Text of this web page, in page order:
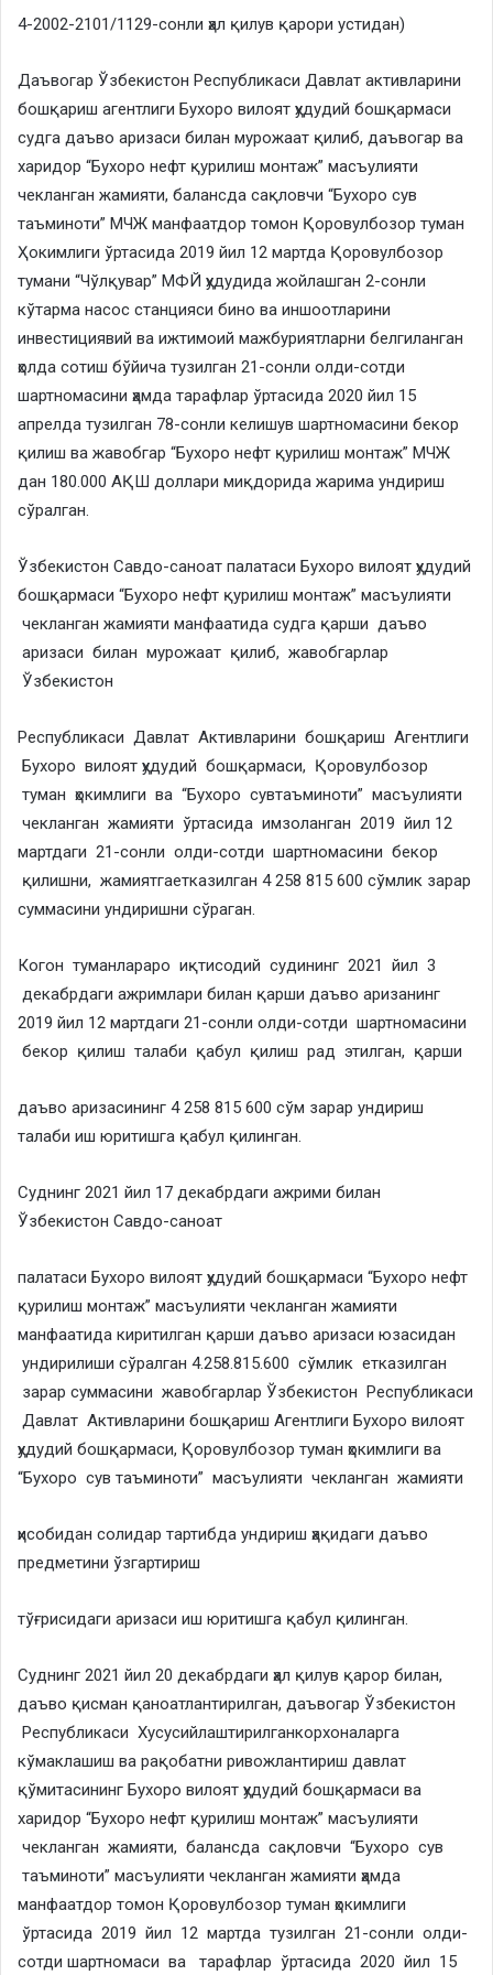
4-2002-2101/1129-сонли ҳал қилув қарори устидан)
Даъвогар Ўзбекистон Республикаси Давлат активларини
бошқариш агентлиги Бухоро вилоят ҳудудий бошқармаси
судга даъво аризаси билан мурожаат қилиб, даъвогар ва
харидор “Бухоро нефт қурилиш монтаж” масъулияти
чекланган жамияти, балансда сақловчи “Бухоро сув
таъминоти” МЧЖ манфаатдор томон Қоровулбозор туман
Ҳокимлиги ўртасида 2019 йил 12 мартда Қоровулбозор
тумани “Чўлқувар” МФЙ ҳудудида жойлашган 2-сонли
кўтарма насос станцияси бино ва иншоотларини
инвестициявий ва ижтимоий мажбуриятларни белгиланган
ҳолда сотиш бўйича тузилган 21-сонли олди-сотди
шартномасини ҳамда тарафлар ўртасида 2020 йил 15
апрелда тузилган 78-сонли келишув шартномасини бекор
қилиш ва жавобгар “Бухоро нефт қурилиш монтаж” МЧЖ
дан 180.000 АҚШ доллари миқдорида жарима ундириш
сўралган.
Ўзбекистон Савдо-саноат палатаси Бухоро вилоят ҳудудий
бошқармаси “Бухоро нефт қурилиш монтаж” масъулияти
чекланган жамияти манфаатида судга қарши даъво
аризаси билан мурожаат қилиб, жавобгарлар
Ўзбекистон
Республикаси Давлат Активларини бошқариш Агентлиги
Бухоро вилоят ҳудудий бошқармаси, Қоровулбозор
туман ҳокимлиги ва “Бухоро сувтаъминоти” масъулияти
чекланган жамияти ўртасида имзоланган 2019 йил 12
мартдаги 21-сонли олди-сотди шартномасини бекор
қилишни, жамиятгаетказилган 4 258 815 600 сўмлик зарар
суммасини ундиришни сўраган.
Когон туманлараро иқтисодий судининг 2021 йил 3
декабрдаги ажримлари билан қарши даъво аризанинг
2019 йил 12 мартдаги 21-сонли олди-сотди шартномасини
бекор қилиш талаби қабул қилиш рад этилган, қарши
даъво аризасининг 4 258 815 600 сўм зарар ундириш
талаби иш юритишга қабул қилинган.
Суднинг 2021 йил 17 декабрдаги ажрими билан
Ўзбекистон Савдо-саноат
палатаси Бухоро вилоят ҳудудий бошқармаси “Бухоро нефт
қурилиш монтаж” масъулияти чекланган жамияти
манфаатида киритилган қарши даъво аризаси юзасидан
ундирилиши сўралган 4.258.815.600 сўмлик етказилган
зарар суммасини жавобгарлар Ўзбекистон Республикаси
Давлат Активларини бошқариш Агентлиги Бухоро вилоят
ҳудудий бошқармаси, Қоровулбозор туман ҳокимлиги ва
“Бухоро сув таъминоти” масъулияти чекланган жамияти
ҳисобидан солидар тартибда ундириш ҳақидаги даъво
предметини ўзгартириш
тўғрисидаги аризаси иш юритишга қабул қилинган.
Суднинг 2021 йил 20 декабрдаги ҳал қилув қарор билан,
даъво қисман қаноатлантирилган, даъвогар Ўзбекистон
Республикаси Хусусийлаштирилганкорхоналарга
кўмаклашиш ва рақобатни ривожлантириш давлат
қўмитасининг Бухоро вилоят ҳудудий бошқармаси ва
харидор “Бухоро нефт қурилиш монтаж” масъулияти
чекланган жамияти, балансда сақловчи “Бухоро сув
таъминоти” масъулияти чекланган жамияти ҳамда
манфаатдор томон Қоровулбозор туман ҳокимлиги
ўртасида 2019 йил 12 мартда тузилган 21-сонли олди-
сотди шартномаси ва тарафлар ўртасида 2020 йил 15